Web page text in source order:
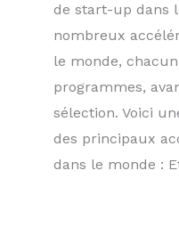
de start-up dans
nombreux
le monde,
programmes,
sélection. Voici
des principaux
dans le monde :